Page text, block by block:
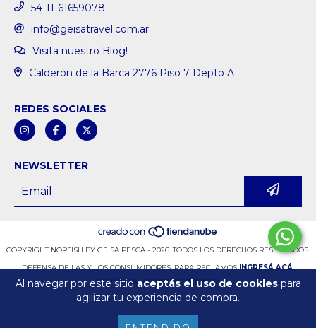
Al navegar por este sitio aceptás el uso de cookiespara
agilizar tu experiencia de compra.
54-11-61659078
info@geisatravel.com.ar
Visita nuestro Blog!
Calderón de la Barca 2776 Piso 7 Depto A
REDES SOCIALES
NEWSLETTER
COPYRIGHT NORFISH BY GEISA PESCA - 2026. TODOS LOS DERECHOS RESERVADOS.
DEFENSA DE LAS Y LOS CONSUMIDORES. PARA RECLAMOS INGRESÁ ACÁ.
BOTÓN DE ARREPENTIMIENTO